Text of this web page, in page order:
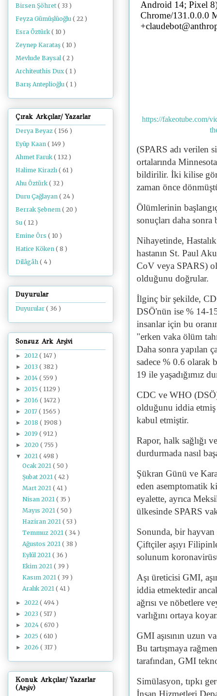
https://fakeotube.com/
(SPARS adı verilen
ortalarında
bildirilir. İki kilise
zaman önce
Ölümlerinin
sonuçları daha
Nihayetinde,
hastanın St. Paul
CoV veya SPARS)
olduğunu doğrular.
İlginç bir şekilde,
DSÖ'nün ise % 14-
insanlar için bu
"erken vaka ölüm
Daha sonra yapılan
sadece % 0.6 olarak
19 ile yaşadığımız
CDC ve WHO
olduğunu iddia etmiş
kabul etmiştir.
Rapor, halk sağlığı
durdurmada nasıl
Şükran Günü ve
eden asemptomatik
eyalette, ayrıca
ülkesinde SPARS
Sonunda, bir hayvan
Çiftçiler aşıyı
solunum
Aşı üreticisi GMI,
iddia etmektedir
ağrısı ve nöbetlere
varlığını ortaya
GMI aşısının uzun
Bu tartışmaya
tarafından, GMI
Simülasyon, tıpkı
İnsan Hizmetleri
Birsen Şöhret ( 33 )
Feyza Gümüşlüoğlu ( 22 )
Esra Öztürk ( 10 )
Zeynep Karataş ( 10 )
Mevlude Baysal ( 2 )
Architeuthis Dux ( 1 )
Barış Anteplioğlu ( 1 )
Çırak Arkçılar/ Yazarlar
Derya Beyaz ( 156 )
Eyüp Kaan ( 149 )
Ahmet Faruk ( 132 )
Halime Kirazlı ( 61 )
Ahu Öztürk ( 32 )
Duru Çağlayan ( 24 )
Berrak Şebnem ( 20 )
Su ( 12 )
Emine Örs ( 10 )
Hatice Köken ( 8 )
Dilâgâh ( 4 )
Duyurular
Duyurular ( 36 )
Sonsuz Ark Arşivi
► 2012 ( 147 )
► 2013 ( 382 )
► 2014 ( 559 )
► 2015 ( 1129 )
► 2016 ( 1472 )
► 2017 ( 1565 )
► 2018 ( 1908 )
► 2019 ( 912 )
► 2020 ( 755 )
▼ 2021 ( 498 )
Ocak 2021( 50 )
Şubat 2021( 42 )
Mart 2021( 41 )
Nisan 2021( 35 )
Mayıs 2021( 50 )
Haziran 2021( 53 )
Temmuz 2021( 34 )
Ağustos 2021( 38 )
Eylül 2021( 36 )
Ekim 2021( 39 )
Kasım 2021( 39 )
Aralık 2021( 41 )
► 2022 ( 494 )
► 2023 ( 517 )
► 2024 ( 670 )
► 2025 ( 610 )
► 2026 ( 317 )
Konuk Arkçılar/ Yazarlar
(Arşiv)